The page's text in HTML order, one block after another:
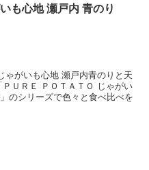
も心地 瀬戸内 青のり
ゃがいも心地 瀬戸内青のりと天
ＵＲＥ ＰＯＴＡＴＯ じゃがい
のシリーズで色々と食べ比べを